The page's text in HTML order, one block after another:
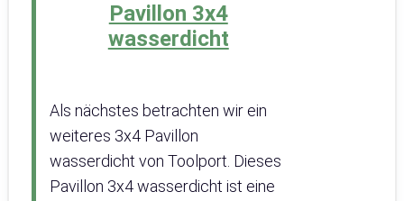
Pavillon 3x4
wasserdicht
Als nächstes betrachten wir ein
weiteres 3x4 Pavillon
wasserdicht von Toolport. Dieses
Pavillon 3x4 wasserdicht ist eine